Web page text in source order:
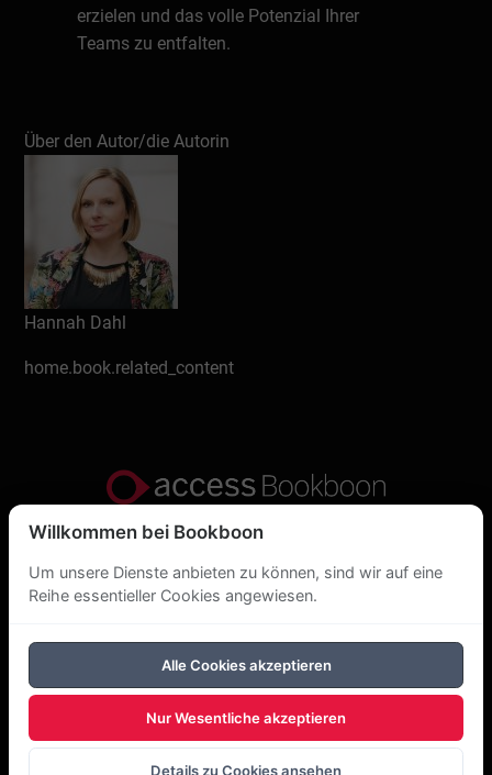
erzielen und das volle Potenzial Ihrer
Teams zu entfalten.
Schreiben Sie eine Rezension
Über den Autor/die Autorin
Hannah Dahl
home.book.related_content
Datenschutzerklärung
Über uns
Cookie-Richtlinie
Copyright Bookboon 2026
Willkommen bei Bookboon
Um unsere Dienste anbieten zu können, sind wir auf eine
Reihe essentieller Cookies angewiesen.
Alle Cookies akzeptieren
Nur Wesentliche akzeptieren
Details zu Cookies ansehen